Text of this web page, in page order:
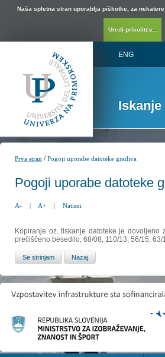
Naša spletna stran uporablja piškotke, za
Uredi privolitev...
ENG
Iskanje
Prva stran /Pogoji uporabe datoteke gradiva
Pogoji uporabe datoteke
A- | A+ | Natisni
Kopiranje oz. tiskanje datoteke je
prečiščeno besedilo, 68/08, 110/13, 56/15,